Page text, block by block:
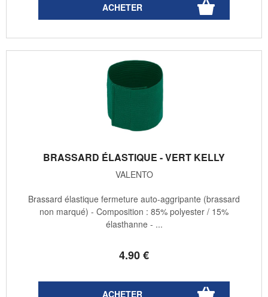
BRASSARD ÉLASTIQUE - VERT KELLY
VALENTO
4.90€
Brassard élastique fermeture auto-aggripante (brassard
non marqué) - Composition : 85% polyester / 15%
élasthanne - ...